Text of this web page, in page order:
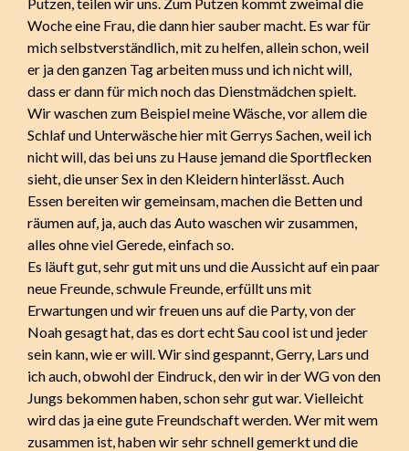
Woche eine Frau, die dann hier sauber macht. Es war für
mich selbstverständlich, mit zu helfen, allein schon, weil
er ja den ganzen Tag arbeiten muss und ich nicht will,
dass er dann für mich noch das Dienstmädchen spielt.
Wir waschen zum Beispiel meine Wäsche, vor allem die
Schlaf und Unterwäsche hier mit Gerrys Sachen, weil ich
nicht will, das bei uns zu Hause jemand die Sportflecken
sieht, die unser Sex in den Kleidern hinterlässt. Auch
Essen bereiten wir gemeinsam, machen die Betten und
räumen auf, ja, auch das Auto waschen wir zusammen,
alles ohne viel Gerede, einfach so.
Es läuft gut, sehr gut mit uns und die Aussicht auf ein paar
neue Freunde, schwule Freunde, erfüllt uns mit
Erwartungen und wir freuen uns auf die Party, von der
Noah gesagt hat, das es dort echt Sau cool ist und jeder
sein kann, wie er will. Wir sind gespannt, Gerry, Lars und
ich auch, obwohl der Eindruck, den wir in der WG von den
Jungs bekommen haben, schon sehr gut war. Vielleicht
wird das ja eine gute Freundschaft werden. Wer mit wem
zusammen ist, haben wir sehr schnell gemerkt und die